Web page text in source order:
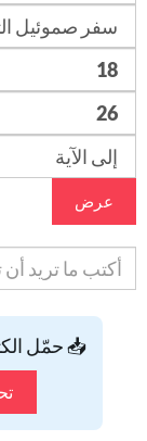
عرض
📥 حمّل